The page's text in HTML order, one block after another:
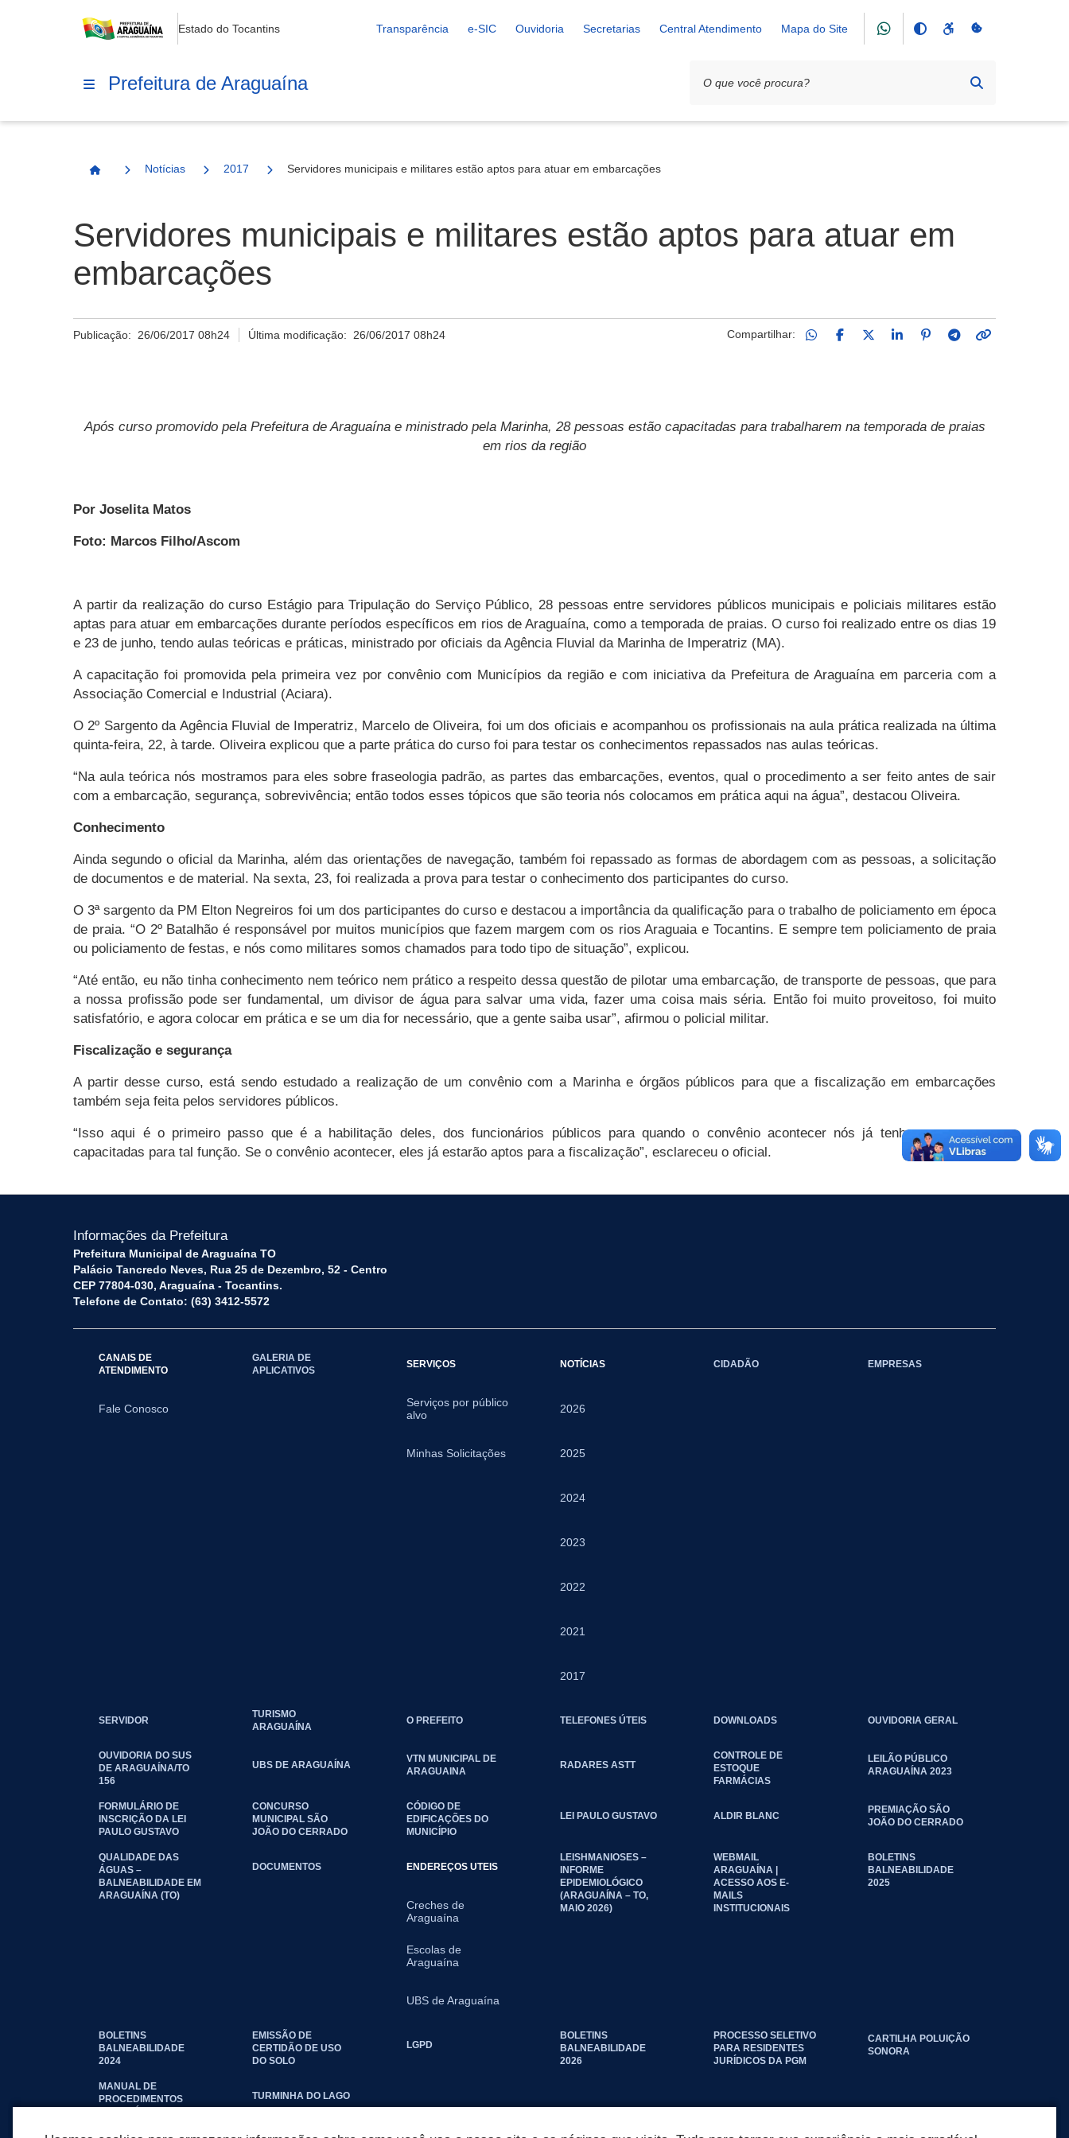
Estado do Tocantins Transparência e-SIC Ouvidoria Secretarias Central Atendimento Mapa do Site
Prefeitura de Araguaína
Página Inicial
Notícias 2017 Servidores municipais e militares estão aptos para atuar em embarcações
Servidores municipais e militares estão aptos para atuar em
embarcações
Publicação: 26/06/2017 08h24 Última modificação: 26/06/2017 08h24 Compartilhar:
Após curso promovido pela Prefeitura de Araguaína e ministrado pela Marinha, 28 pessoas estão capacitadas para trabalharem na temporada de praias
em rios da região
Por Joselita Matos
Foto: Marcos Filho/Ascom
A partir da realização do curso Estágio para Tripulação do Serviço Público, 28 pessoas entre servidores públicos municipais e policiais militares estão
aptas para atuar em embarcações durante períodos específicos em rios de Araguaína, como a temporada de praias. O curso foi realizado entre os dias 19
e 23 de junho, tendo aulas teóricas e práticas, ministrado por oficiais da Agência Fluvial da Marinha de Imperatriz (MA).
A capacitação foi promovida pela primeira vez por convênio com Municípios da região e com iniciativa da Prefeitura de Araguaína em parceria com a
Associação Comercial e Industrial (Aciara).
O 2º Sargento da Agência Fluvial de Imperatriz, Marcelo de Oliveira, foi um dos oficiais e acompanhou os profissionais na aula prática realizada na última
quinta-feira, 22, à tarde. Oliveira explicou que a parte prática do curso foi para testar os conhecimentos repassados nas aulas teóricas.
“Na aula teórica nós mostramos para eles sobre fraseologia padrão, as partes das embarcações, eventos, qual o procedimento a ser feito antes de sair
com a embarcação, segurança, sobrevivência; então todos esses tópicos que são teoria nós colocamos em prática aqui na água”, destacou Oliveira.
Conhecimento
Ainda segundo o oficial da Marinha, além das orientações de navegação, também foi repassado as formas de abordagem com as pessoas, a solicitação
de documentos e de material. Na sexta, 23, foi realizada a prova para testar o conhecimento dos participantes do curso.
O 3ª sargento da PM Elton Negreiros foi um dos participantes do curso e destacou a importância da qualificação para o trabalho de policiamento em época
de praia. “O 2º Batalhão é responsável por muitos municípios que fazem margem com os rios Araguaia e Tocantins. E sempre tem policiamento de praia
ou policiamento de festas, e nós como militares somos chamados para todo tipo de situação”, explicou.
“Até então, eu não tinha conhecimento nem teórico nem prático a respeito dessa questão de pilotar uma embarcação, de transporte de pessoas, que para
a nossa profissão pode ser fundamental, um divisor de água para salvar uma vida, fazer uma coisa mais séria. Então foi muito proveitoso, foi muito
satisfatório, e agora colocar em prática e se um dia for necessário, que a gente saiba usar”, afirmou o policial militar.
Fiscalização e segurança
A partir desse curso, está sendo estudado a realização de um convênio com a Marinha e órgãos públicos para que a fiscalização em embarcações
também seja feita pelos servidores públicos.
“Isso aqui é o primeiro passo que é a habilitação deles, dos funcionários públicos para quando o convênio acontecer nós já tenhamos pessoas
capacitadas para tal função. Se o convênio acontecer, eles já estarão aptos para a fiscalização”, esclareceu o oficial.
Informações da Prefeitura
Prefeitura Municipal de Araguaína TO
Palácio Tancredo Neves, Rua 25 de Dezembro, 52 - Centro
CEP 77804-030, Araguaína - Tocantins.
Telefone de Contato: (63) 3412-5572
CANAIS DE
ATENDIMENTO
Fale Conosco
GALERIA DE
APLICATIVOS
SERVIÇOS
Serviços por público
alvo
Minhas Solicitações
NOTÍCIAS
2026
2025
2024
2023
2022
2021
2017
CIDADÃO EMPRESAS
SERVIDOR
TURISMO
ARAGUAÍNA
O PREFEITO TELEFONES ÚTEIS DOWNLOADS OUVIDORIA GERAL
OUVIDORIA DO SUS
DE ARAGUAÍNA/TO
156
UBS DE ARAGUAÍNA
VTN MUNICIPAL DE
ARAGUAINA
RADARES ASTT
CONTROLE DE
ESTOQUE
FARMÁCIAS
LEILÃO PÚBLICO
ARAGUAÍNA 2023
FORMULÁRIO DE
INSCRIÇÃO DA LEI
PAULO GUSTAVO
CONCURSO
MUNICIPAL SÃO
JOÃO DO CERRADO
CÓDIGO DE
EDIFICAÇÕES DO
MUNICÍPIO
LEI PAULO GUSTAVO ALDIR BLANC
PREMIAÇÃO SÃO
JOÃO DO CERRADO
QUALIDADE DAS
ÁGUAS –
BALNEABILIDADE EM
ARAGUAÍNA (TO)
DOCUMENTOS ENDEREÇOS UTEIS
Creches de
Araguaína
Escolas de
Araguaína
UBS de Araguaína
LEISHMANIOSES –
INFORME
EPIDEMIOLÓGICO
(ARAGUAÍNA – TO,
MAIO 2026)
WEBMAIL
ARAGUAÍNA |
ACESSO AOS E-
MAILS
INSTITUCIONAIS
BOLETINS
BALNEABILIDADE
2025
BOLETINS
BALNEABILIDADE
2024
EMISSÃO DE
CERTIDÃO DE USO
DO SOLO
LGPD
BOLETINS
BALNEABILIDADE
2026
PROCESSO SELETIVO
PARA RESIDENTES
JURÍDICOS DA PGM
CARTILHA POLUIÇÃO
SONORA
MANUAL DE
PROCEDIMENTOS
TURMINHA DO LAGO